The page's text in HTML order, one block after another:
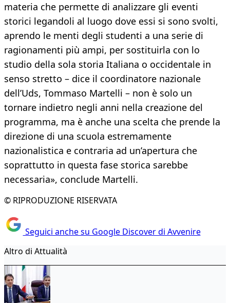
materia che permette di analizzare gli eventi
storici legandoli al luogo dove essi si sono svolti,
aprendo le menti degli studenti a una serie di
ragionamenti più ampi, per sostituirla con lo
studio della sola storia Italiana o occidentale in
senso stretto – dice il coordinatore nazionale
dell’Uds, Tommaso Martelli – non è solo un
tornare indietro negli anni nella creazione del
programma, ma è anche una scelta che prende la
direzione di una scuola estremamente
nazionalistica e contraria ad un’apertura che
soprattutto in questa fase storica sarebbe
necessaria», conclude Martelli.
© RIPRODUZIONE RISERVATA
Seguici anche su Google Discover di Avvenire
Altro di Attualità